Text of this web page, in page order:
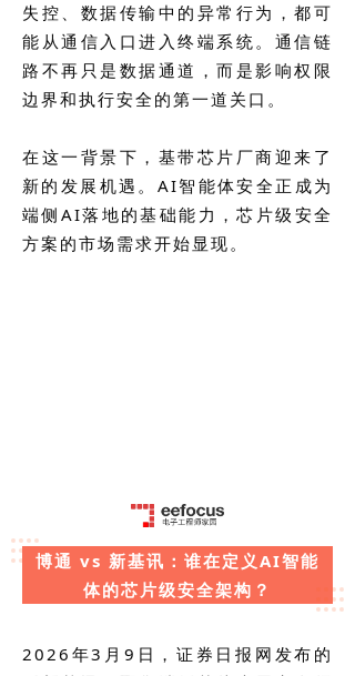
失控、数据传输中的异常行为，都可
能从通信入口进入终端系统。通信链
路不再只是数据通道，而是影响权限
边界和执行安全的第一道关口。
在这一背景下，基带芯片厂商迎来了
新的发展机遇。AI智能体安全正成为
端侧AI落地的基础能力，芯片级安全
方案的市场需求开始显现。
博通 vs 新基讯：谁在定义AI智能
体的芯片级安全架构？
2026年3月9日，证券日报网发布的